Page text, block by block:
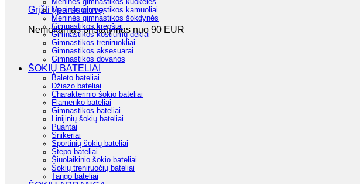
Grįžti į parduotuvę
Nemokamas pristatymas nuo 90 EUR
Meninės gimnastikos kuokelės
Meninės gimnastikos kamuoliai
Meninės gimnastikos šokdynės
Gimnastikos krepšiai
Gimnastikos kostiumų dėklai
Gimnastikos treniruokliai
Gimnastikos aksesuarai
Gimnastikos dovanos
ŠOKIŲ BATELIAI
Baleto bateliai
Džiazo bateliai
Charakterinio šokio bateliai
Flamenko bateliai
Gimnastikos bateliai
Linijinių šokių bateliai
Puantai
Snikeriai
Sportinių šokių bateliai
Stepo bateliai
Šiuolaikinio šokio bateliai
Šokių treniruočių bateliai
Tango bateliai